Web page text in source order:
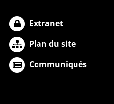
Extranet
Plan du site
Communiqués